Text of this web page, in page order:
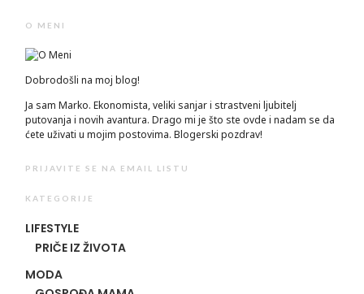
O MENI
Dobrodošli na moj blog!
Ja sam Marko. Ekonomista, veliki sanjar i strastveni ljubitelj
putovanja i novih avantura. Drago mi je što ste ovde i nadam se da
ćete uživati u mojim postovima. Blogerski pozdrav!
PRIJAVITE SE NA EMAIL LISTU
KATEGORIJE
LIFESTYLE
PRIČE IZ ŽIVOTA
MODA